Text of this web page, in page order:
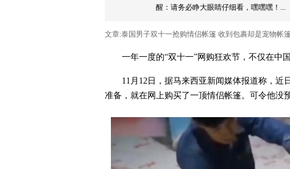
醒：请务必睁大眼睛仔细看，嘿嘿嘿！...
文章:泰国男子双十一抢购情侣帐篷 收到包裹却是宠物帐
一年一度的“双十一”网购狂欢节，不仅在中
11月12日，据马来西亚新闻媒体报道称，
准备，就在网上购买了一顶情侣帐篷。可令他没